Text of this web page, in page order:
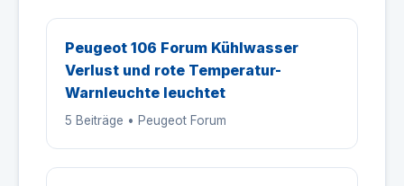
Peugeot 106 Forum Kühlwasser
Verlust und rote Temperatur-
Warnleuchte leuchtet
5 Beiträge • Peugeot Forum